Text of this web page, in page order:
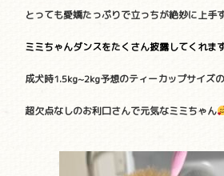
とっても愛嬌たっぷりで立っちが絶妙に上手
ミミちゃんダンスをたくさん披露してくれま
成犬時1.5kg~2kg予想のティーカップサイズ
超欠点なしのお利口さんで元気なミミちゃん